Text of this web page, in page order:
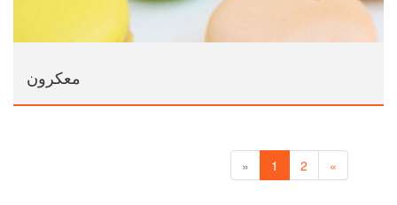
معكرون
« 1 2 »